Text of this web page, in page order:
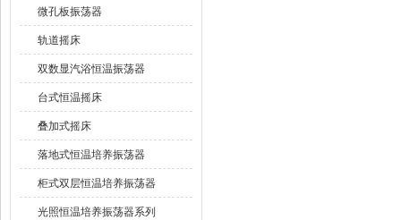
微孔板振荡器
轨道摇床
双数显汽浴恒温振荡器
台式恒温摇床
叠加式摇床
落地式恒温培养振荡器
柜式双层恒温培养振荡器
光照恒温培养振荡器系列